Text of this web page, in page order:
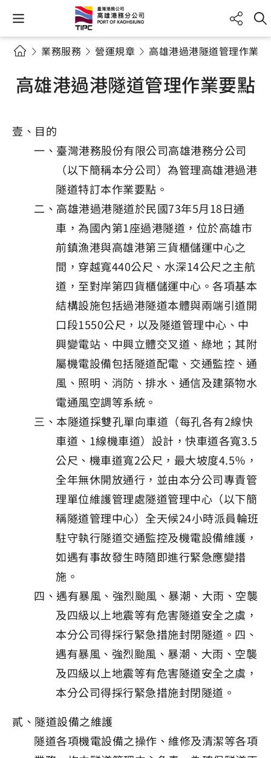
業務服務 營運規章 高雄港過港隧道管理作業
高雄港過港隧道管理作業要點
壹、目的
一、臺灣港務股份有限公司高雄港務分公司
（以下簡稱本分公司）為管理高雄港過港
隧道特訂本作業要點。
二、高雄港過港隧道於民國73年5月18日通
車，為國內第1座過港隧道，位於高雄市
前鎮漁港與高雄港第三貨櫃儲運中心之
間，穿越寬440公尺、水深14公尺之主航
道，至對岸第四貨櫃儲運中心。各項基本
結構設施包括過港隧道本體與兩端引道開
口段1550公尺，以及隧道管理中心、中
興變電站、中興立體交叉道、綠地；其附
屬機電設備包括隧道配電、交通監控、通
風、照明、消防、排水、通信及建築物水
電通風空調等系統。
三、本隧道採雙孔單向車道（每孔各有2線快
車道、1線機車道）設計，快車道各寬3.5
公尺、機車道寬2公尺，最大坡度4.5％，
全年無休開放通行，並由本分公司專責管
理單位維護管理處隧道管理中心（以下簡
稱隧道管理中心）全天候24小時派員輪班
駐守執行隧道交通監控及機電設備維護，
如遇有事故發生時隨即進行緊急應變措
施。
四、遇有暴風、強烈颱風、暴潮、大雨、空襲
及四級以上地震等有危害隧道安全之虞，
本分公司得採行緊急措施封閉隧道。四、
遇有暴風、強烈颱風、暴潮、大雨、空襲
及四級以上地震等有危害隧道安全之虞，
本分公司得採行緊急措施封閉隧道。
貳、隧道設備之維護
隧道各項機電設備之操作、維修及清潔等各項